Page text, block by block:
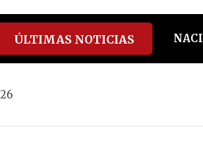
tiktokyoutube
spotify
ÚLTIMAS NOTICIAS